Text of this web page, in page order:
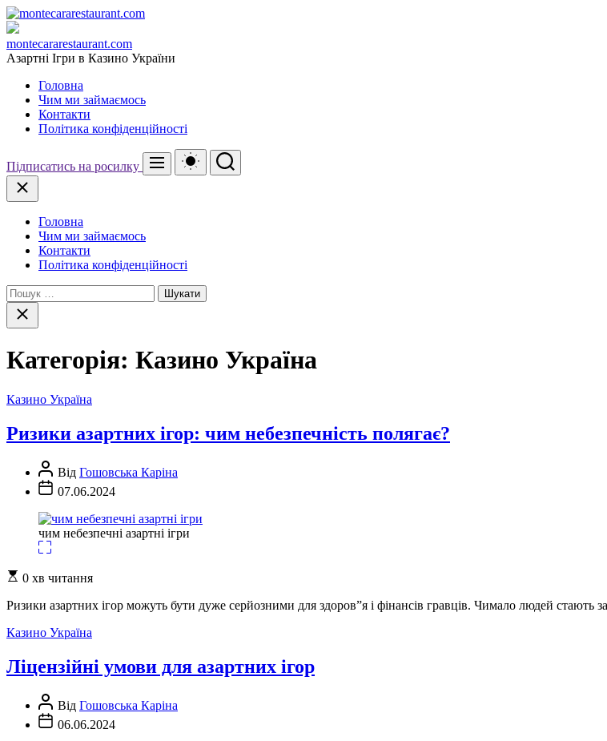
Перейти
до
вмісту
montecararestaurant.com
Азартні Ігри в Казино України
Головна
Чим ми займаємось
Контакти
Політика конфіденційності
Підписатись на росилку Меню
Перемикач
кольорового
Пошук
Закрити
Головна
Чим ми займаємось
Контакти
Політика конфіденційності
Пошук:
Закрити
пошук
Категорія: Казино Україна
Казино Україна
Ризики азартних ігор: чим небезпечність полягає?
Автор
запису
Від Гошовська Каріна
Дата
запису
07.06.2024
чим небезпечні азартні ігри
Орієнтовний
читання
0 хв читання
Ризики азартних ігор можуть бути дуже серйозними для здоров”я і фінансів гравців. Чимало людей
Казино Україна
Ліцензійні умови для азартних ігор
Автор
запису
Від Гошовська Каріна
Дата
запису
06.06.2024